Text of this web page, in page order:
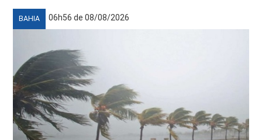
BAHIA 06h56 de 08/08/2026